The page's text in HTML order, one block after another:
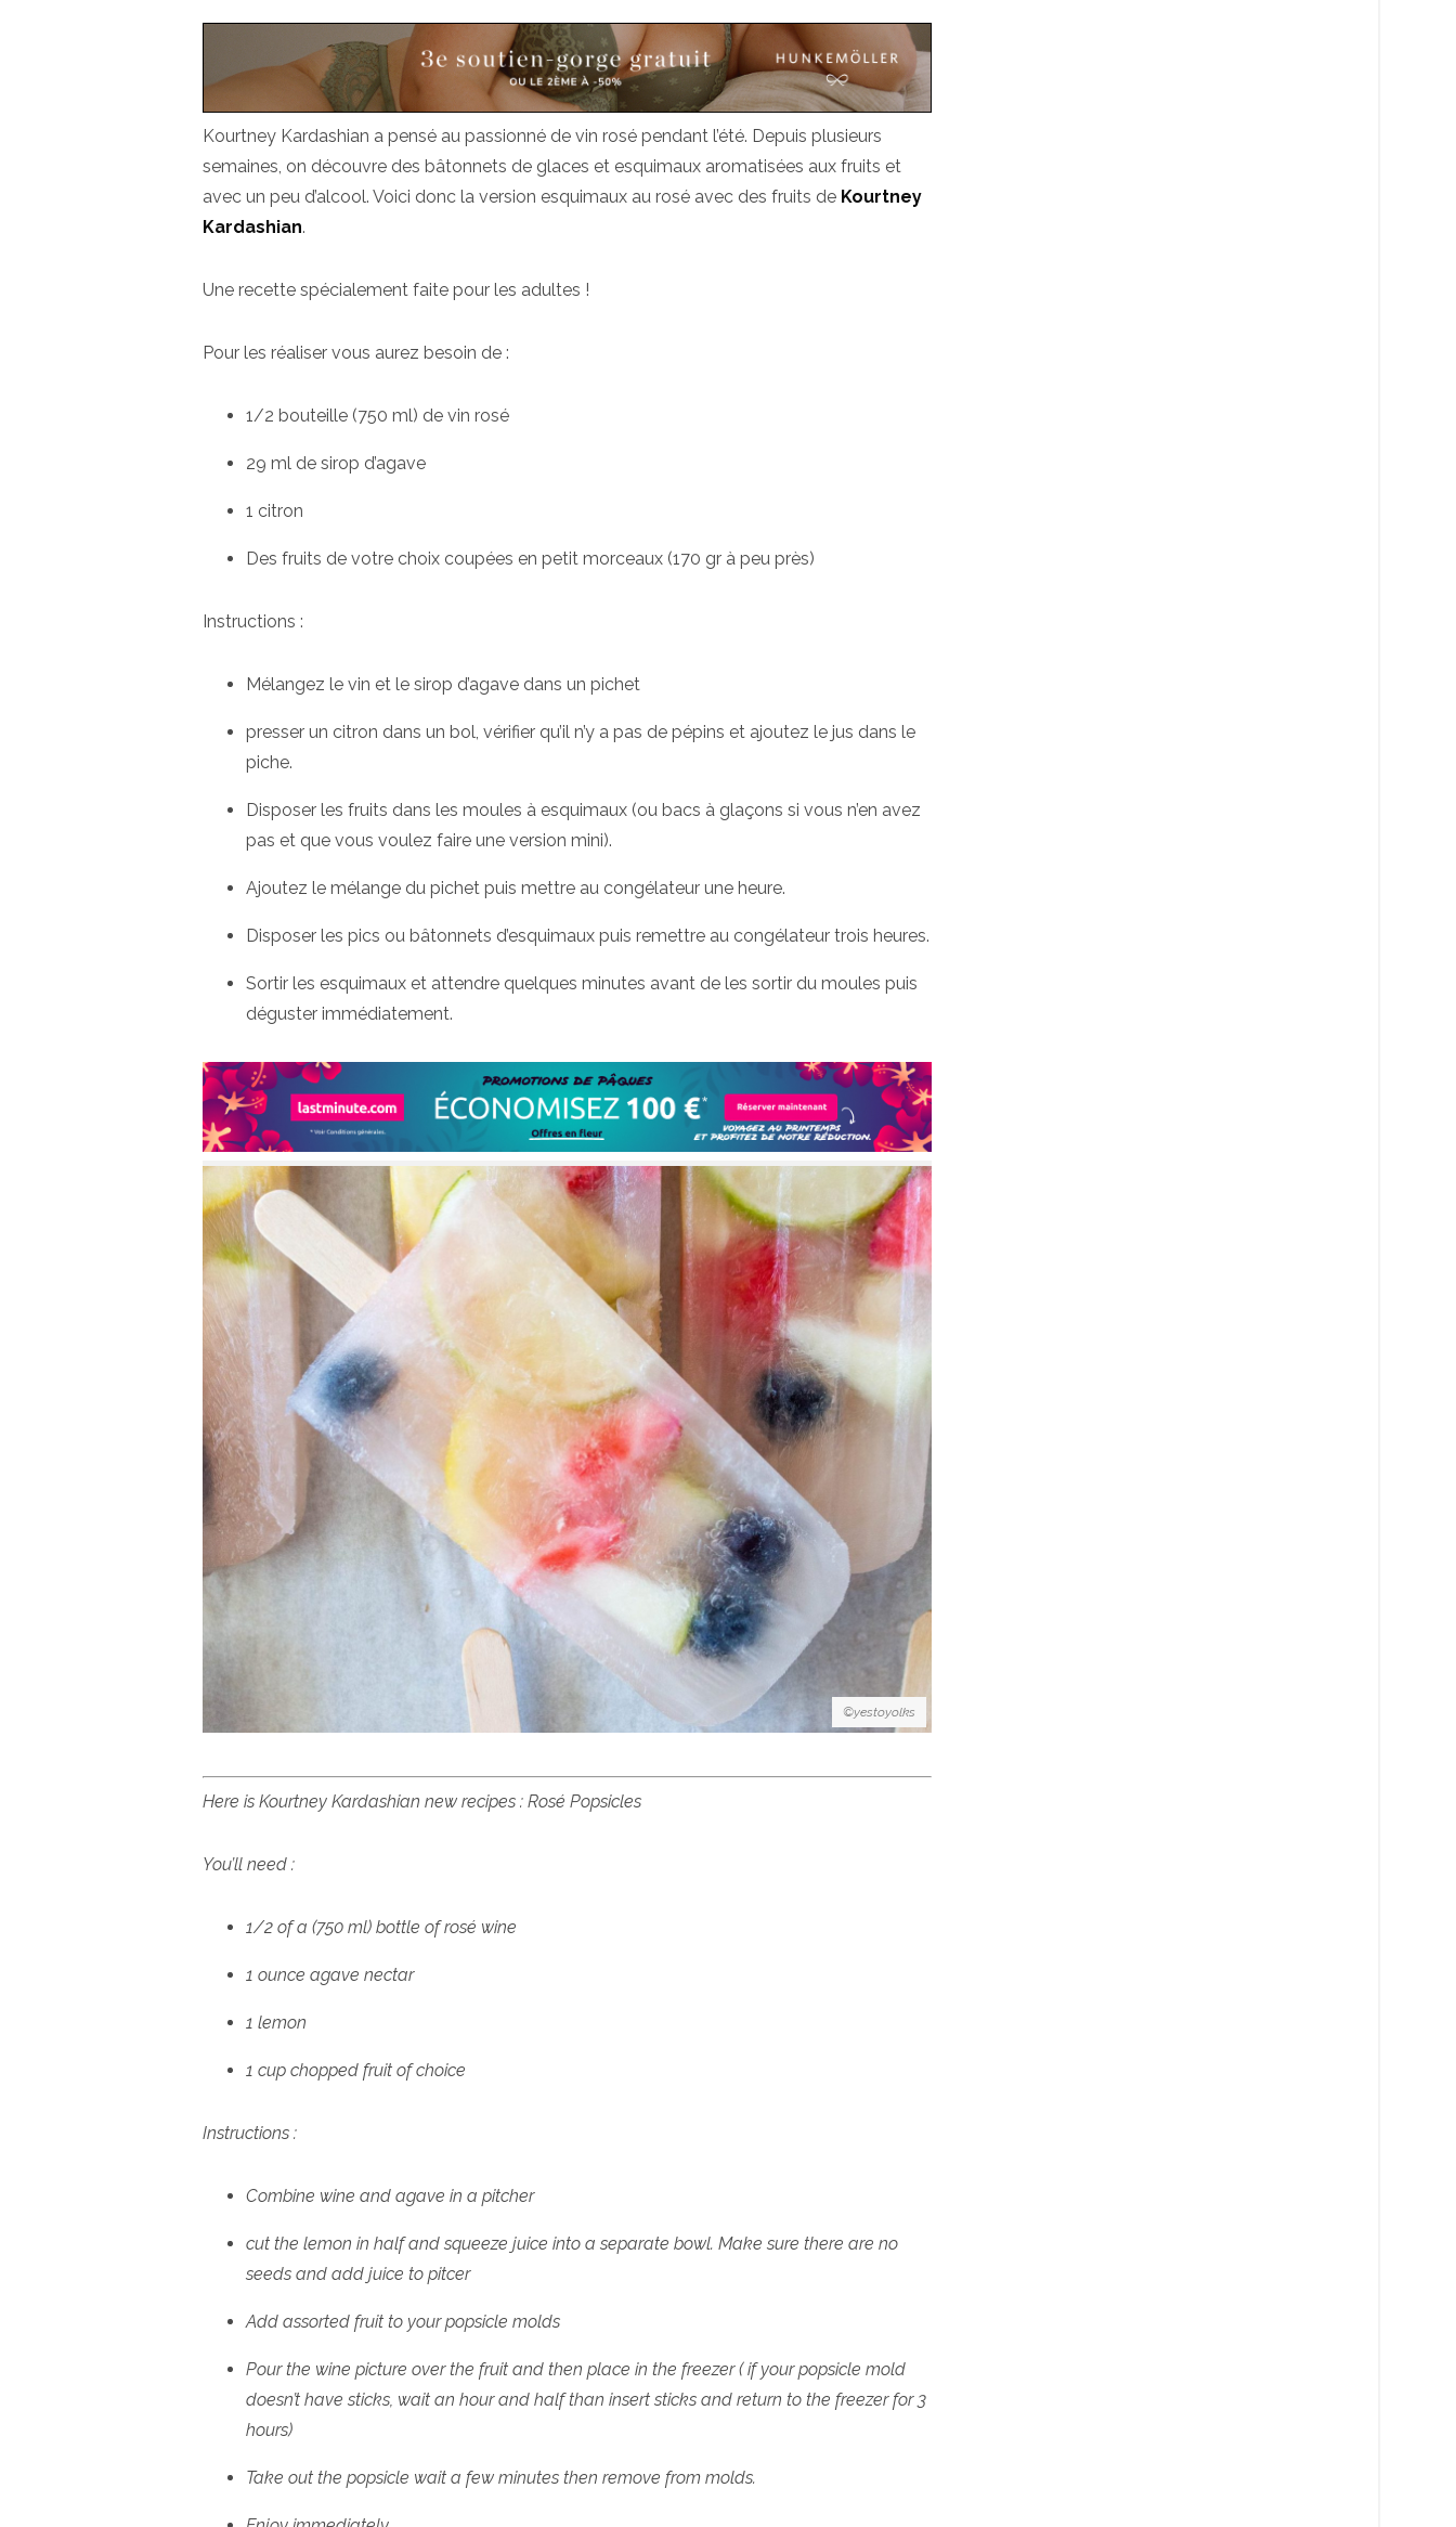
Kourtney Kardashian a pensé au passionné de vin rosé pendant l’été. Depuis plusieurs
semaines, on découvre des bâtonnets de glaces et esquimaux aromatisées aux fruits et
avec un peu d’alcool. Voici donc la version esquimaux au rosé avec des fruits de Kourtney
Kardashian.
Une recette spécialement faite pour les adultes !
Pour les réaliser vous aurez besoin de :
1/2 bouteille (750 ml) de vin rosé
29 ml de sirop d’agave
1 citron
Des fruits de votre choix coupées en petit morceaux (170 gr à peu près)
Instructions :
Mélangez le vin et le sirop d’agave dans un pichet
presser un citron dans un bol, vérifier qu’il n’y a pas de pépins et ajoutez le jus dans le
piche.
Disposer les fruits dans les moules à esquimaux (ou bacs à glaçons si vous n’en avez
pas et que vous voulez faire une version mini).
Ajoutez le mélange du pichet puis mettre au congélateur une heure.
Disposer les pics ou bâtonnets d’esquimaux puis remettre au congélateur trois heures.
Sortir les esquimaux et attendre quelques minutes avant de les sortir du moules puis
déguster immédiatement.
©yestoyolks
Here is Kourtney Kardashian new recipes : Rosé Popsicles
You’ll need :
1/2 of a (750 ml) bottle of rosé wine
1 ounce agave nectar
1 lemon
1 cup chopped fruit of choice
Instructions :
Combine wine and agave in a pitcher
cut the lemon in half and squeeze juice into a separate bowl. Make sure there are no
seeds and add juice to pitcer
Add assorted fruit to your popsicle molds
Pour the wine picture over the fruit and then place in the freezer ( if your popsicle mold
doesn’t have sticks, wait an hour and half than insert sticks and return to the freezer for 3
hours)
Take out the popsicle wait a few minutes then remove from molds.